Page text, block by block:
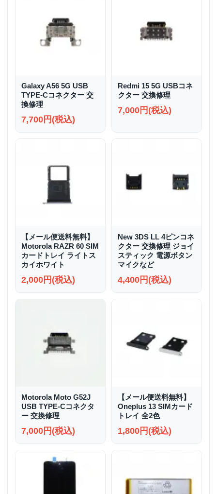
Galaxy A56 5G USB
TYPE-Cコネクター 交
換修理
7,700円(税込)
Redmi 15 5G USBコネ
クター 交換修理
7,000円(税込)
【メール便送料無料】
Motorola RAZR 60 SIM
カードトレイ ライトス
カイホワイト
2,000円(税込)
New 3DS LL 4ピンコネ
クター 交換修理 ジョイ
スティック 電源ボタン
マイクなど
4,400円(税込)
Motorola Moto G52J
USB TYPE-Cコネクタ
ー 交換修理
7,000円(税込)
【メール便送料無料】
Oneplus 13 SIMカード
トレイ 全2色
1,800円(税込)